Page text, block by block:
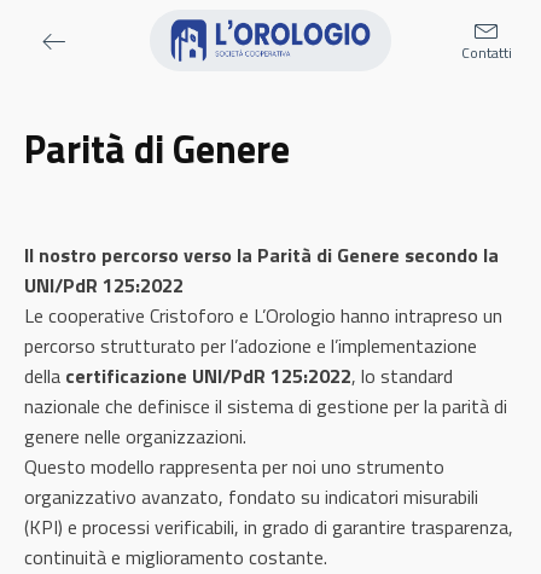
Contatti
Parità di Genere
Il nostro percorso verso la Parità di Genere secondo la
UNI/PdR 125:2022
Le cooperative Cristoforo e L’Orologio hanno intrapreso un
percorso strutturato per l’adozione e l’implementazione
della certificazione UNI/PdR 125:2022, lo standard
nazionale che definisce il sistema di gestione per la parità di
genere nelle organizzazioni.
Questo modello rappresenta per noi uno strumento
organizzativo avanzato, fondato su indicatori misurabili
(KPI) e processi verificabili, in grado di garantire trasparenza,
continuità e miglioramento costante.